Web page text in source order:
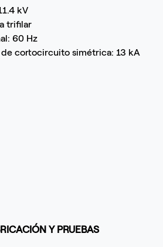
kV
trifilar
60 Hz
cortocircuito simétrica: 13 kA
Y PRUEBAS